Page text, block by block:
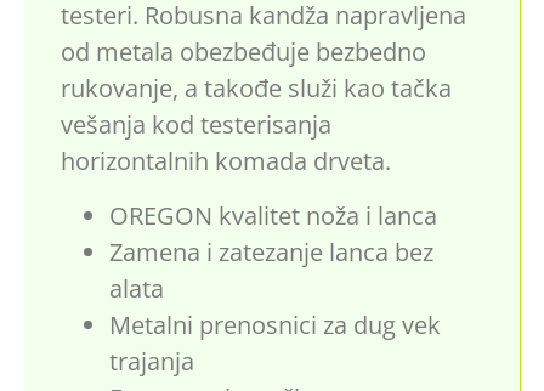
testeri. Robusna kandža napravljena
od metala obezbeđuje bezbedno
rukovanje, a takođe služi kao tačka
vešanja kod testerisanja
horizontalnih komada drveta.
OREGON kvalitet noža i lanca
Zamena i zatezanje lanca bez
alata
Metalni prenosnici za dug vek
trajanja